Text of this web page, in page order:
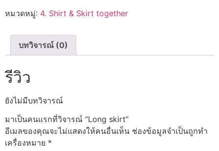
หมวดหมู่: 4. Shirt & Skirt together
บทวิจารณ์ (0)
รีวิว
ยังไม่มีบทวิจารณ์
มาเป็นคนแรกที่วิจารณ์ “Long skirt”
อีเมลของคุณจะไม่แสดงให้คนอื่นเห็น ช่องข้อมูลจำเป็นถูกทำ
เครื่องหมาย *